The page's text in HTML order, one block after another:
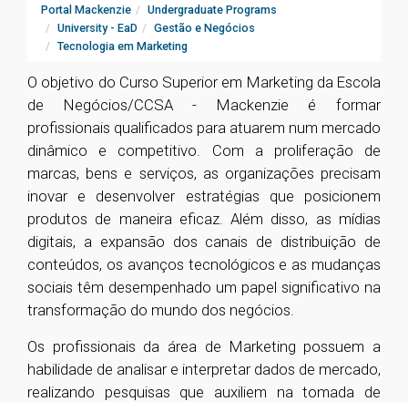
Portal Mackenzie
Undergraduate Programs
University - EaD
Gestão e Negócios
Tecnologia em Marketing
O objetivo do Curso Superior em Marketing da Escola
de Negócios/CCSA - Mackenzie é formar
profissionais qualificados para atuarem num mercado
dinâmico e competitivo. Com a proliferação de
marcas, bens e serviços, as organizações precisam
inovar e desenvolver estratégias que posicionem
produtos de maneira eficaz. Além disso, as mídias
digitais, a expansão dos canais de distribuição de
conteúdos, os avanços tecnológicos e as mudanças
sociais têm desempenhado um papel significativo na
transformação do mundo dos negócios.
Os profissionais da área de Marketing possuem a
habilidade de analisar e interpretar dados de mercado,
realizando pesquisas que auxiliem na tomada de